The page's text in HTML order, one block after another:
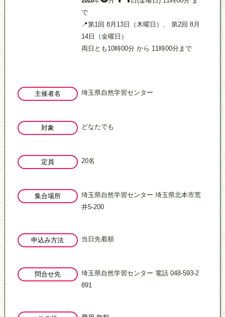
で
📍第1回 8月13日（木曜日）、 第2回 8月
14日（金曜日）
両日とも10時00分 から 11時00分まで
主催者名 埼玉県自然学習センター
対象 どなたでも
定員 20名
集合場所
埼玉県自然学習センター 埼玉県北本市荒
井5-200
申込み方法 当日先着順
問合せ先
埼玉県自然学習センター 電話 048-593-2
891